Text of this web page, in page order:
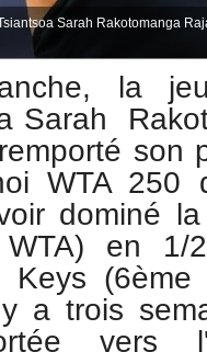
Sarah Rakotomanga
la
Sarah
son
WTA 250
dominé
WTA) en 1/
Keys
a trois
vers